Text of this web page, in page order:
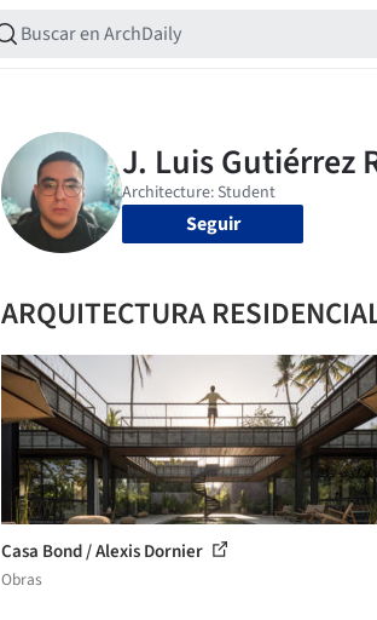
Seguir
ARQUITECTURA
Casa Bond / Alexis Dornier
Obras